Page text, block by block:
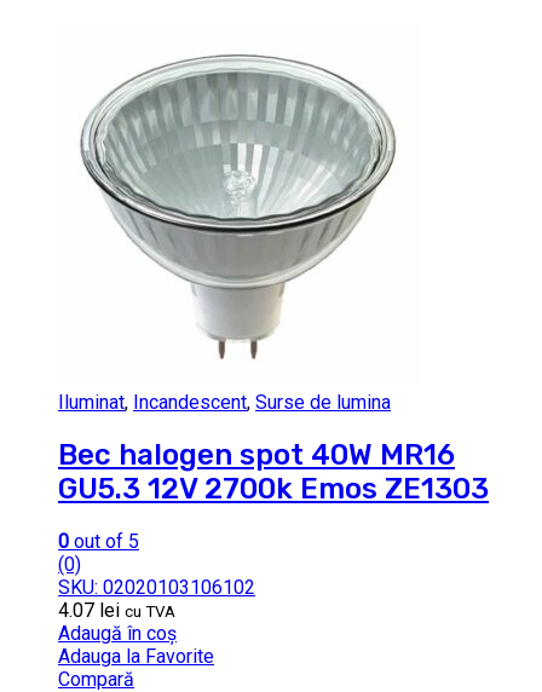
Iluminat, Incandescent, Surse de lumina
Bec halogen spot 40W MR16
GU5.3 12V 2700k Emos ZE1303
0 out of 5
(0)
SKU: 02020103106102
4.07 lei cu TVA
Adaugă în coș
Adauga la Favorite
Compară